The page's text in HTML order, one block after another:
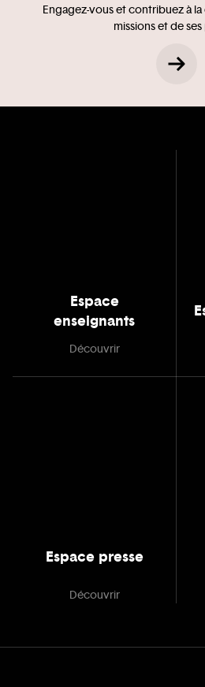
Engagez-vous et contribuez à
missions et de
Espace
enseignants
Découvrir
Espace presse
Découvrir